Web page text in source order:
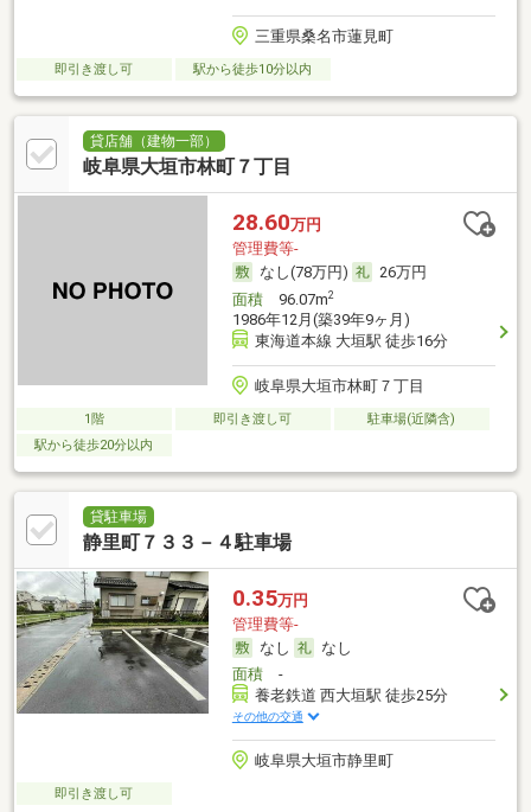
三重県桑名市蓮見町
即引き渡し可 駅から徒歩10分以内
貸店舗（建物一部）
岐阜県大垣市林町７丁目
28.60万円
管理費等-
なし(78万円)
26万円
面積96.07m2
1986年12月(築39年9ヶ月)
東海道本線 大垣駅 徒歩16分
岐阜県大垣市林町７丁目
1階 即引き渡し可
駐車場(近隣含)
駅から徒歩20分以内
貸駐車場
静里町７３３－４駐車場
0.35万円
管理費等-
なし
なし
面積-
養老鉄道 西大垣駅 徒歩25分
その他の交通
岐阜県大垣市静里町
即引き渡し可